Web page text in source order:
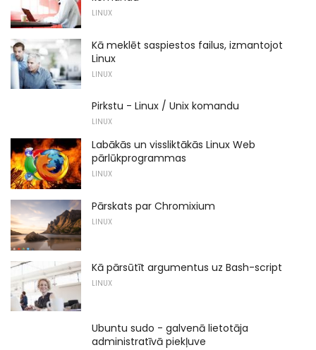
LINUX
Kā meklēt saspiestos failus, izmantojot
Linux
LINUX
Pirkstu - Linux / Unix komandu
LINUX
Labākās un vissliktākās Linux Web
pārlūkprogrammas
LINUX
Pārskats par Chromixium
LINUX
Kā pārsūtīt argumentus uz Bash-script
LINUX
Ubuntu sudo - galvenā lietotāja
administratīvā piekļuve